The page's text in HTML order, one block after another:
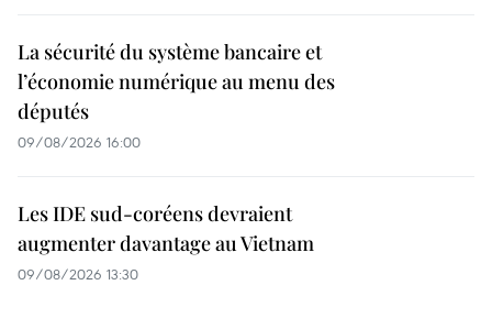
La sécurité du système bancaire et
l’économie numérique au menu des
députés
09/08/2026 16:00
Les IDE sud-coréens devraient
augmenter davantage au Vietnam
09/08/2026 13:30